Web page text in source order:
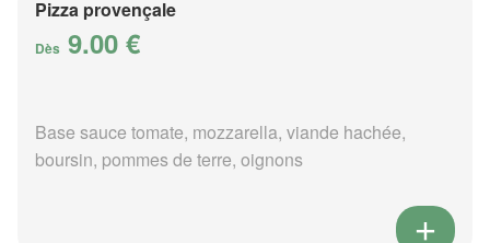
Pizza provençale
Dès 9.00 €
Base sauce tomate, mozzarella, viande hachée,
boursin, pommes de terre, oignons